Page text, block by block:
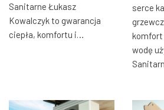
Sanitarne Łukasz
Kowalczyk to gwarancja
ciepła, komfortu i…
serce
komfort
wodę